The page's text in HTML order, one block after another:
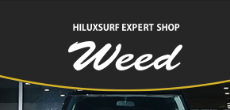
EXPERT SHOP